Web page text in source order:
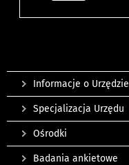
Informacje o Urzędzie
Specjalizacja Urzędu
Ośrodki
Badania ankietowe